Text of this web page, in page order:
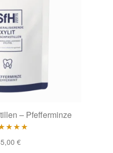
– Pfefferminze
mit
€